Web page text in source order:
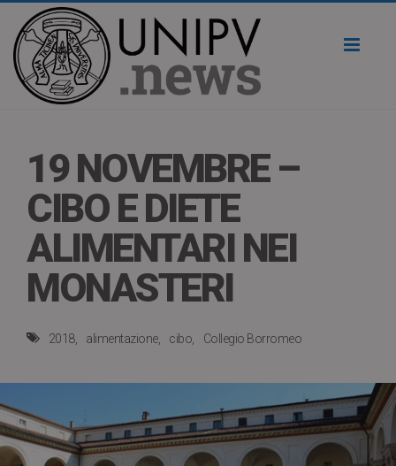
19 NOVEMBRE –
CIBO E DIETE
ALIMENTARI NEI
MONASTERI
2018 alimentazione cibo Collegio Borromeo